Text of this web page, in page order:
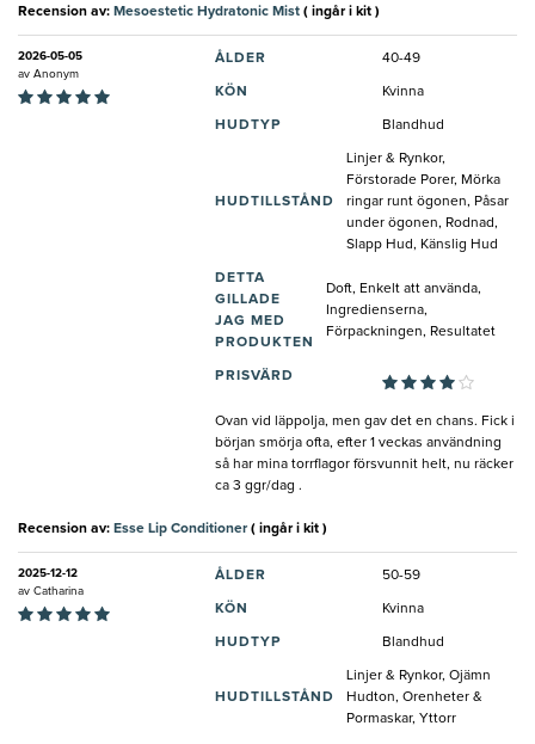
Recension av: Mesoestetic Hydratonic Mist ( ingår i kit )
2026-05-05
av Anonym
ÅLDER 40-49
KÖN Kvinna
HUDTYP Blandhud
HUDTILLSTÅND
Linjer & Rynkor,
Förstorade Porer, Mörka
ringar runt ögonen, Påsar
under ögonen, Rodnad,
Slapp Hud, Känslig Hud
DETTA
GILLADE
JAG MED
PRODUKTEN
Doft, Enkelt att använda,
Ingredienserna,
Förpackningen, Resultatet
PRISVÄRD
Ovan vid läppolja, men gav det en chans. Fick i
början smörja ofta, efter 1 veckas användning
så har mina torrflagor försvunnit helt, nu räcker
ca 3 ggr/dag .
Recension av: Esse Lip Conditioner( ingår i kit )
2025-12-12
av Catharina
ÅLDER 50-59
KÖN Kvinna
HUDTYP Blandhud
HUDTILLSTÅND
Linjer & Rynkor, Ojämn
Hudton, Orenheter &
Pormaskar, Yttorr